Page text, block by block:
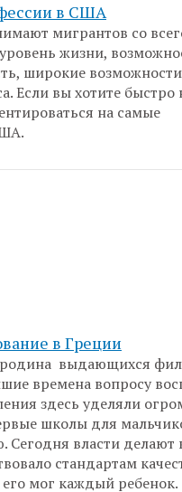
в США
мигрантов со
жизни,
широкие
Если вы хотите быстро
на самые
в Греции
родина выдающихся
времена вопросу
здесь уделяли
школы для
власти делают
стандартам
мог каждый ребенок.